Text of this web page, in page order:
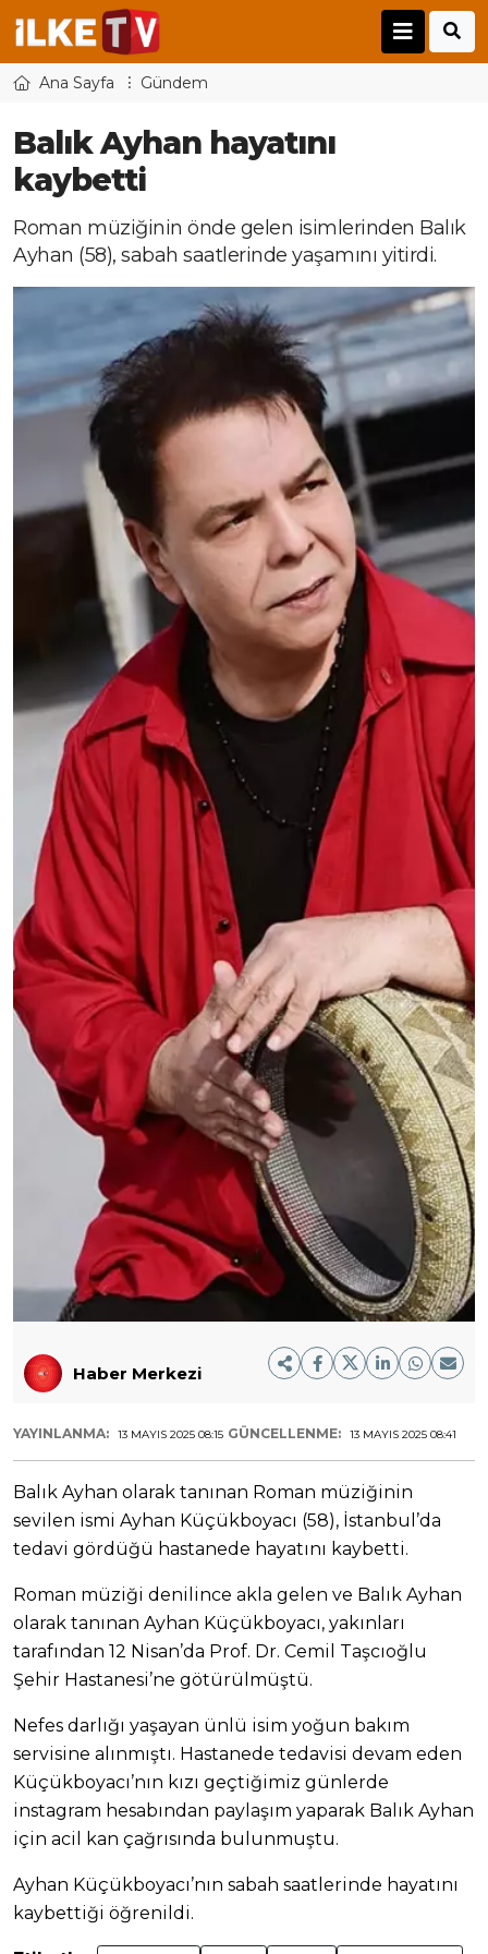
Ana Sayfa Gündem
Balık Ayhan hayatını
kaybetti
Roman müziğinin önde gelen isimlerinden Balık
Ayhan (58), sabah saatlerinde yaşamını yitirdi.
Haber Merkezi
YAYINLANMA: 13 MAYIS 2025 08:15 GÜNCELLENME: 13 MAYIS 2025 08:41
Balık Ayhan olarak tanınan Roman müziğinin
sevilen ismi Ayhan Küçükboyacı (58), İstanbul’da
tedavi gördüğü hastanede hayatını kaybetti.
Roman müziği denilince akla gelen ve Balık Ayhan
olarak tanınan Ayhan Küçükboyacı, yakınları
tarafından 12 Nisan’da Prof. Dr. Cemil Taşcıoğlu
Şehir Hastanesi’ne götürülmüştü.
Nefes darlığı yaşayan ünlü isim yoğun bakım
servisine alınmıştı. Hastanede tedavisi devam eden
Küçükboyacı’nın kızı geçtiğimiz günlerde
instagram hesabından paylaşım yaparak Balık Ayhan
için acil kan çağrısında bulunmuştu.
Ayhan Küçükboyacı’nın sabah saatlerinde hayatını
kaybettiği öğrenildi.